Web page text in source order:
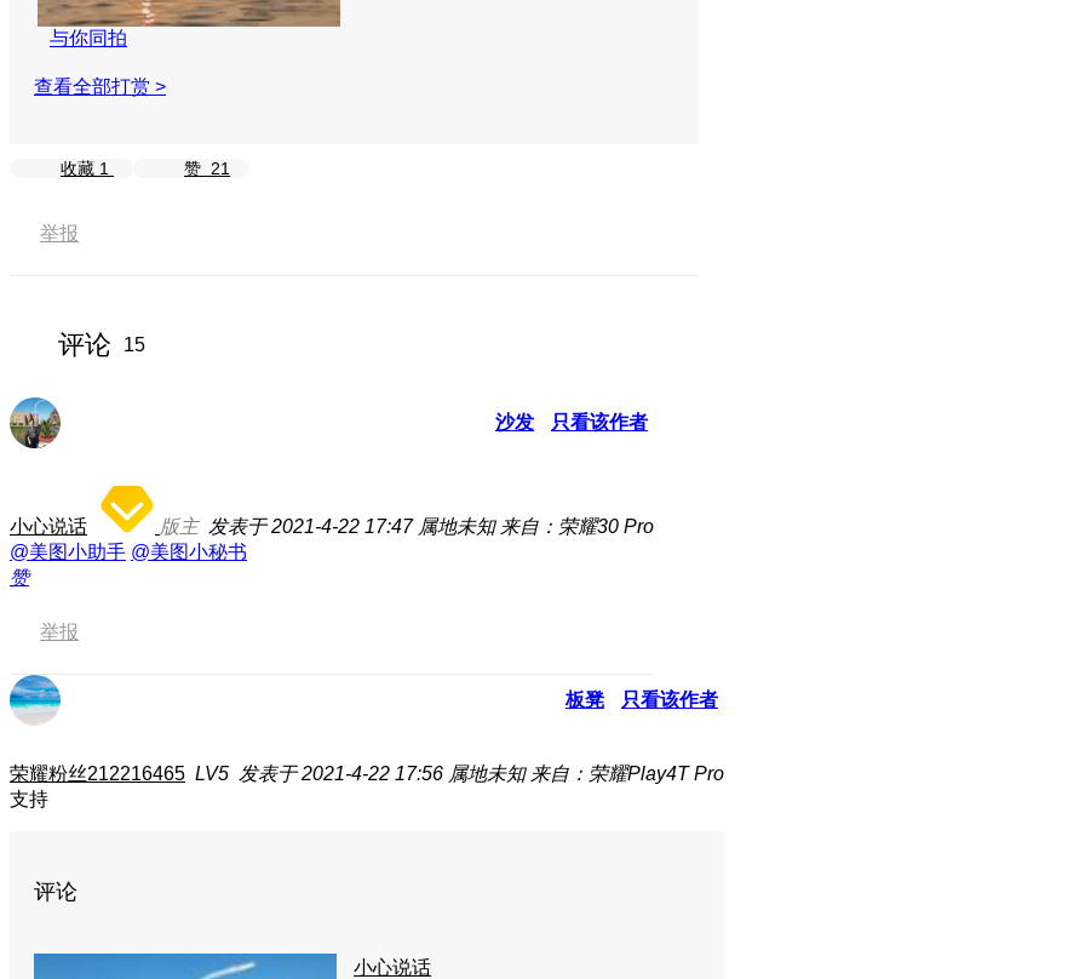
与你同拍
查看全部打赏 >
收藏 1 赞 21
举报
评论 15
沙发 只看该作者
小心说话 版主 发表于 2021-4-22 17:47 属地未知 来自：荣耀30 Pro
@美图小助手 @美图小秘书
赞
举报
板凳 只看该作者
荣耀粉丝212216465 LV5 发表于 2021-4-22 17:56 属地未知 来自：荣耀Play4T Pro
支持
评论
小心说话